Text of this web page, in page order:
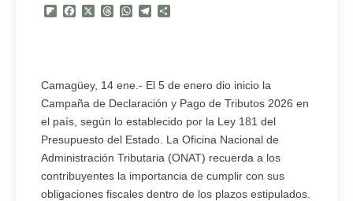
Flipboard
FacebookThreadsWhatsApp
Telegram
Camagüey, 14 ene.- El 5 de enero dio inicio la
Campaña de Declaración y Pago de Tributos 2026 en
el país, según lo establecido por la Ley 181 del
Presupuesto del Estado. La Oficina Nacional de
Administración Tributaria (ONAT) recuerda a los
contribuyentes la importancia de cumplir con sus
obligaciones fiscales dentro de los plazos estipulados.